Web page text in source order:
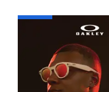
-